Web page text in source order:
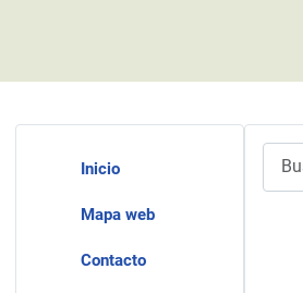
Inicio
Mapa web
Contacto